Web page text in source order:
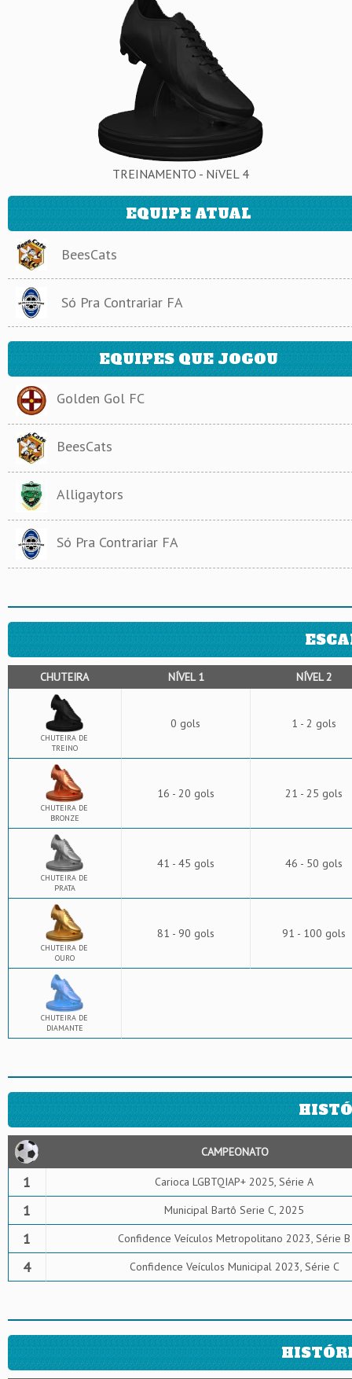
TREINAMENTO - NíVEL 4
EQUIPE ATUAL
BeesCats
Só Pra Contrariar FA
EQUIPES QUE JOGOU
Golden Gol FC
BeesCats
Alligaytors
Só Pra Contrariar FA
CHUTEIRA NÍVEL 1 NÍVEL 2
CHUTEIRA DE
TREINO
0 gols 1 - 2 gols
CHUTEIRA DE
BRONZE
16 - 20 gols 21 - 25 gols
CHUTEIRA DE
PRATA
41 - 45 gols 46 - 50 gols
CHUTEIRA DE
OURO
81 - 90 gols 91 - 100 gols
CHUTEIRA DE
DIAMANTE
CAMPEONATO
1 Carioca LGBTQIAP+ 2025, Série A
1 Municipal Bartô Serie C, 2025
1 Confidence Veículos Metropolitano 2023, Série B
4 Confidence Veículos Municipal 2023, Série C